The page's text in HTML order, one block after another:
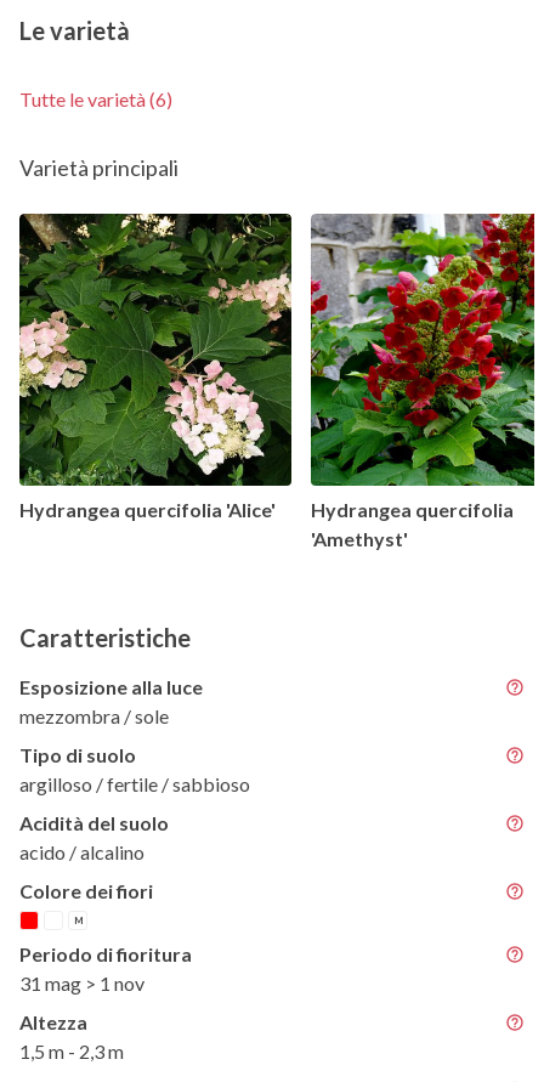
Le varietà
Tutte le varietà (6)
Varietà principali
Hydrangea quercifolia 'Alice'
Hydrangea quercifolia
'Amethyst'
Caratteristiche
Esposizione alla luce
mezzombra / sole
Tipo di suolo
argilloso / fertile / sabbioso
Acidità del suolo
acido / alcalino
Colore dei fiori
M
Periodo di fioritura
31 mag > 1 nov
Altezza
1,5 m - 2,3 m